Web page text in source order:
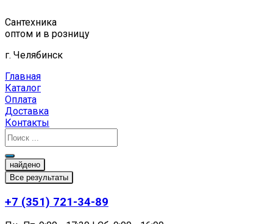
к
содержимому
Сантехника
оптом и в розницу
г. Челябинск
Главная
Каталог
Оплата
Доставка
Контакты
найдено
Все результаты
+7 (351) 721-34-89